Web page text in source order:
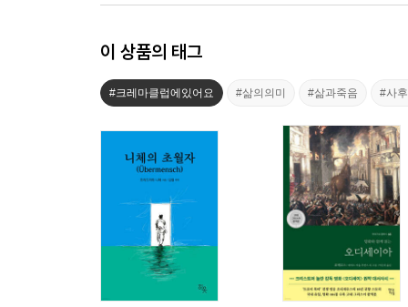
이 상품의 태그
#크레마클럽에있어요 #삶의의미 #삶과죽음 #사